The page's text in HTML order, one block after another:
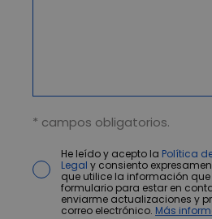
* campos obligatorios.
He leído y acepto la Política
Legal y consiento
que utilice la información
formulario para estar en
enviarme actualizaciones y
correo electrónico. Más